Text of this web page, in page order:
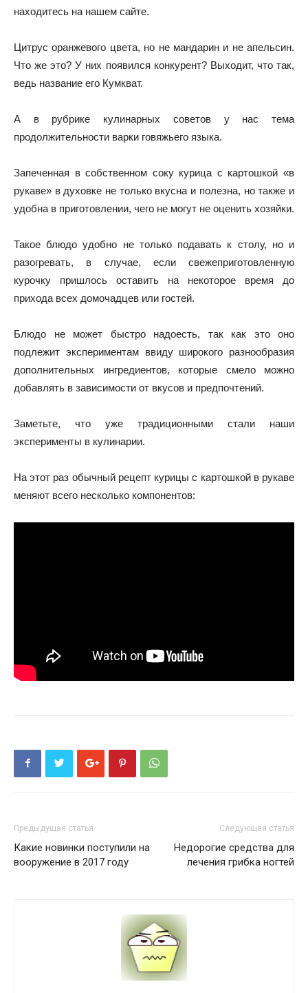
находитесь на нашем сайте.
Цитрус оранжевого цвета, но не мандарин и не апельсин.
Что же это? У них появился конкурент? Выходит, что так,
ведь название его Кумкват.
А в рубрике кулинарных советов у нас тема
продолжительности варки говяжьего языка.
Запеченная в собственном соку курица с картошкой «в
рукаве» в духовке не только вкусна и полезна, но также и
удобна в приготовлении, чего не могут не оценить хозяйки.
Такое блюдо удобно не только подавать к столу, но и
разогревать, в случае, если свежеприготовленную
курочку пришлось оставить на некоторое время до
прихода всех домочадцев или гостей.
Блюдо не может быстро надоесть, так как это оно
подлежит экспериментам ввиду широкого разнообразия
дополнительных ингредиентов, которые смело можно
добавлять в зависимости от вкусов и предпочтений.
Заметьте, что уже традиционными стали наши
эксперименты в кулинарии.
На этот раз обычный рецепт курицы с картошкой в рукаве
меняют всего несколько компонентов:
Предыдущая статья
Какие новинки поступили на
вооружение в 2017 году
Следующая статья
Недорогие средства для
лечения грибка ногтей